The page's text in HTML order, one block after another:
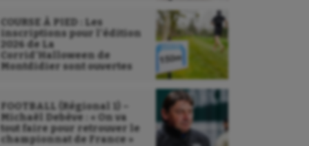
COURSE À PIED : Les
inscriptions pour l’édition
2026 de La
Corrid’Halloween de
Montdidier sont ouvertes
FOOTBALL (Régional 1) –
Michaël Debève : « On va
tout faire pour retrouver le
championnat de France »